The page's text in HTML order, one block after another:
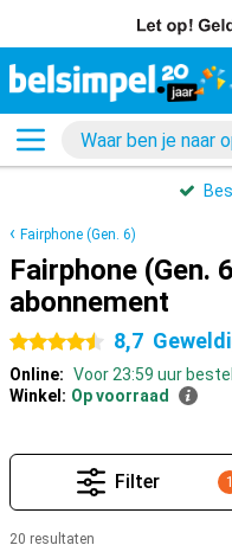
Fairphone (Gen. 6)
Fairphone (Gen.
abonnement
4.5 sterren 8,7
Online: Voor 23:59 uur
Winkel: Op voorraad
1
Filter
20 resultaten